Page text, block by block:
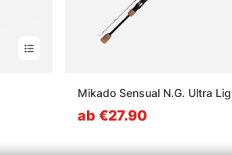
Mikado Sensual N.G. Ultra
ab €27.90